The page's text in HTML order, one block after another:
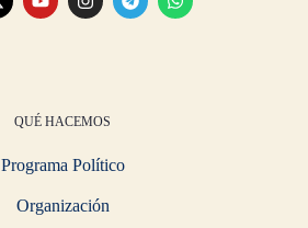
QUÉ HACEMOS
Programa Político
Organización